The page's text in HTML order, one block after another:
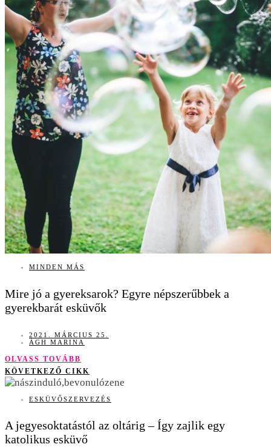
MINDEN MÁS
Mire jó a gyereksarok? Egyre népszerűbbek a
gyerekbarát esküvők
2021. MÁRCIUS 25.
ÁGH MARINA
OLVASS TOVÁBB
KÖVETKEZŐ CIKK
ESKÜVŐSZERVEZÉS
A jegyesoktatástól az oltárig – Így zajlik egy
katolikus esküvő